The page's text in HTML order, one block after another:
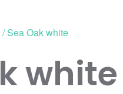
/ Sea Oak white
white